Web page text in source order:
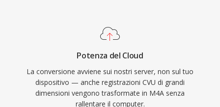
dual-mode che serve sia flussi di lavoro lossy
Potenza del Cloud
La conversione avviene sui nostri server, non sul tuo
dispositivo — anche registrazioni CVU di grandi
dimensioni vengono trasformate in M4A senza
rallentare il computer.